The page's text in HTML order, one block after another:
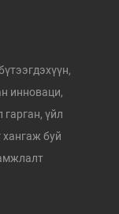
инноваци,
үйл
буй